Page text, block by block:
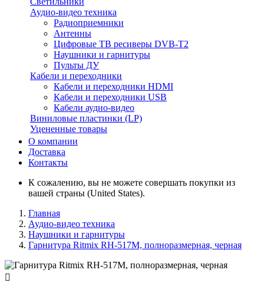
Аудио-видео техника
Радиоприемники
Антенны
Цифровые ТВ ресиверы DVB-T2
Наушники и гарнитуры
Пульты ДУ
Кабели и переходники
Кабели и переходники HDMI
Кабели и переходники USB
Кабели аудио-видео
Виниловые пластинки (LP)
Уцененные товары
О компании
Доставка
Контакты
К сожалению, вы не можете совершать покупки из
вашей страны (United States).
Главная
Аудио-видео техника
Наушники и гарнитуры
Гарнитура Ritmix RH-517М, полноразмерная, черная
